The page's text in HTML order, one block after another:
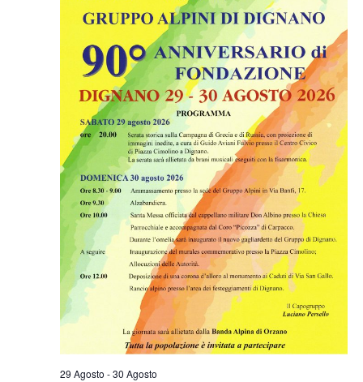
29 Agosto -30 Agosto